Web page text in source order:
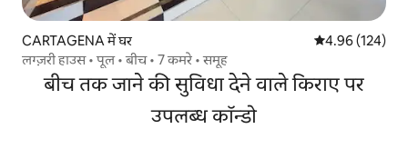
CARTAGENA में घर औसत रेटिंग 5 में से
4.96 (124)
लग्ज़री हाउस • पूल • बीच • 7 कमरे • समूह
बीच तक जाने की सुविधा देने वाले किराए पर
उपलब्ध कॉन्डो